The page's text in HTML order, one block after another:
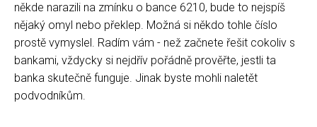
někde narazili na zmínku o bance 6210, bude to nejspíš
nějaký omyl nebo překlep. Možná si někdo tohle číslo
prostě vymyslel. Radím vám - než začnete řešit cokoliv s
bankami, vždycky si nejdřív pořádně prověřte, jestli ta
banka skutečně funguje. Jinak byste mohli naletět
podvodníkům.